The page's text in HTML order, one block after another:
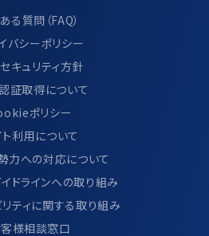
る質問（FAQ）
バシーポリシー
キュリティ方針
証取得について
ポリシー
ト利用について
力への対応について
ドラインへの取り組み
リティに関する取り組み
様相談窓口